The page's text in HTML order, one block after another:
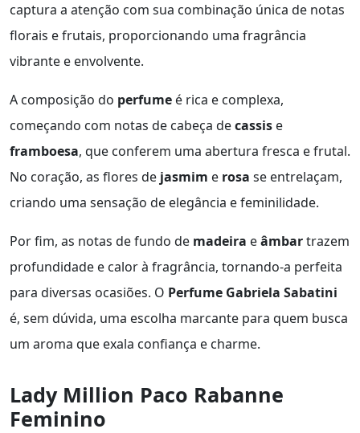
captura a atenção com sua combinação única de notas
florais e frutais, proporcionando uma fragrância
vibrante e envolvente.
A composição do perfume é rica e complexa,
começando com notas de cabeça decassis e
framboesa, que conferem uma abertura fresca e frutal.
No coração, as flores de jasmim e rosa se entrelaçam,
criando uma sensação de elegância e feminilidade.
Por fim, as notas de fundo de madeira eâmbartrazem
profundidade e calor à fragrância, tornando-a perfeita
para diversas ocasiões. O Perfume Gabriela Sabatini
é, sem dúvida, uma escolha marcante para quem busca
um aroma que exala confiança e charme.
Lady Million Paco Rabanne
Feminino